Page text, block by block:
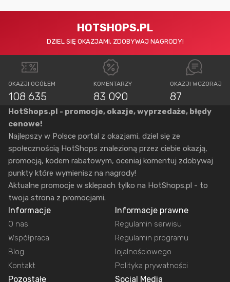
HOTSHOPS.PL
DZIEL SIĘ OKAZJAMI, ZDOBYWAJ NAGRODY!
OKAZJI OGÓŁEM
108 635
KOMENTARZY
83 090
OKAZJI WCZORAJ
87
HotShops.pl - promocje, okazje, wyprzedaże, błędy
cenowe!
Najlepszy w Polsce portal z okazjami, dziel się ze
społecznością HotShops znalezioną przez ciebie okazją,
promocją, kodem rabatowym, oceniaj komentuj zdobywaj
punkty które wymienisz na nagrody!
Aktualne promocje w sklepach tylko na HotShops.pl - to
twoja strona z promocjami.
Informacje
O nas
Współpraca
Blog
Kontakt
Informacje prawne
Regulamin serwisu
Regulamin programu
lojalnościowego
Polityka prywatności
Pozostałe Social Media